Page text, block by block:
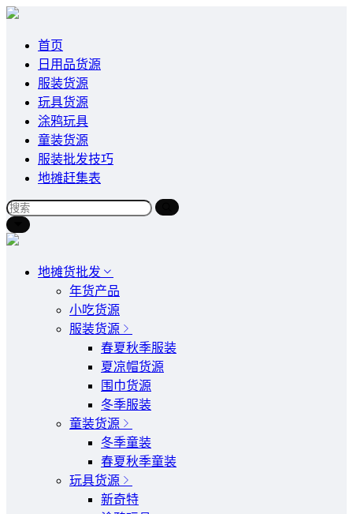
首页
日用品货源
服装货源
玩具货源
涂鸦玩具
童装货源
服装批发技巧
地摊赶集表
地摊货批发
年货产品
小吃货源
服装货源
春夏秋季服装
夏凉帽货源
围巾货源
冬季服装
童装货源
冬季童装
春夏秋季童装
玩具货源
新奇特